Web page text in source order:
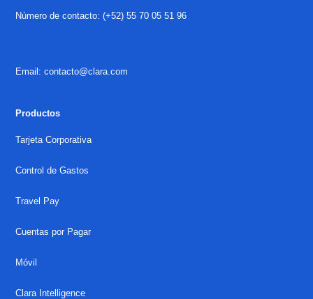
Número de contacto: (+52) 55 70 05 51 96
Email: contacto@clara.com
Productos
Tarjeta Corporativa
Control de Gastos
Travel Pay
Cuentas por Pagar
Móvil
Clara Intelligence